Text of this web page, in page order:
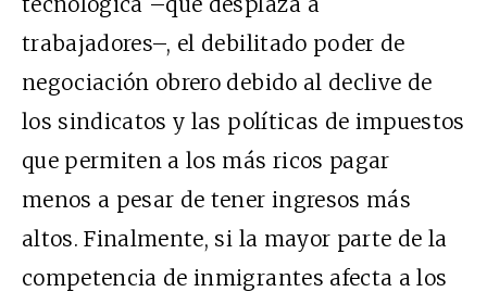
trabajadores–, el debilitado poder de
negociación obrero debido al declive de
los sindicatos y las políticas de impuestos
que permiten a los más ricos pagar
menos a pesar de tener ingresos más
altos. Finalmente, si la mayor parte de la
competencia de inmigrantes afecta a los